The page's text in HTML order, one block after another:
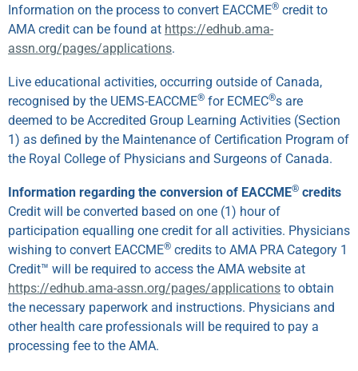
Information on the process to convert EACCME® credit to
AMA credit can be found at https://edhub.ama-
assn.org/pages/applications.
Live educational activities, occurring outside of Canada,
recognised by the UEMS-EACCME® for ECMEC®s are
deemed to be Accredited Group Learning Activities (Section
1) as defined by the Maintenance of Certification Program of
the Royal College of Physicians and Surgeons of Canada.
Information regarding the conversion of EACCME® credits
Credit will be converted based on one (1) hour of
participation equalling one credit for all activities. Physicians
wishing to convert EACCME® credits to AMA PRA Category 1
Credit™ will be required to access the AMA website at
https://edhub.ama-assn.org/pages/applications to obtain
the necessary paperwork and instructions. Physicians and
other health care professionals will be required to pay a
processing fee to the AMA.